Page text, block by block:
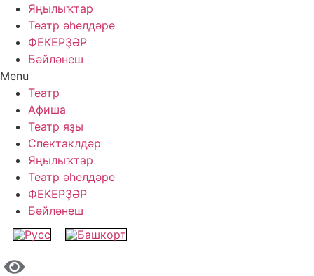
Яңылыҡтар
Театр әһелдәре
ФЕКЕРҘӘР
Бәйләнеш
Menu
Театр
Афиша
Театр яҙы
Спектаклдәр
Яңылыҡтар
Театр әһелдәре
ФЕКЕРҘӘР
Бәйләнеш